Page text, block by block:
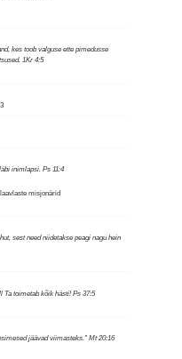
kes toob valguse ette pimedusse
1Kr 4:5
inimlapsi. Ps 11:4
misjonärid
sest need niidetakse peagi nagu hein
Ta toimetab kõik hästi! Ps 37:5
jäävad viimasteks." Mt 20:16